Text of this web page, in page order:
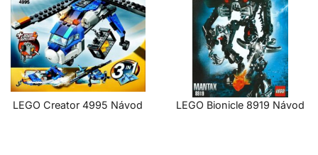
LEGO Creator 4995 Návod LEGO Bionicle 8919 Návod